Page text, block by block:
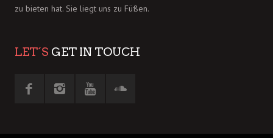
zu bieten hat. Sie liegt uns zu Füßen.
LET´S GET IN TOUCH